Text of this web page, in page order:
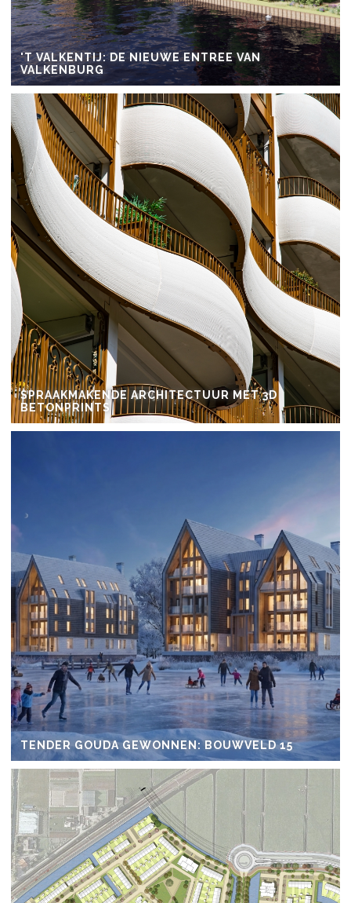
'T VALKENTIJ: DE NIEUWE ENTREE VAN
VALKENBURG
SPRAAKMAKENDE ARCHITECTUUR MET 3D
BETONPRINTS
TENDER GOUDA GEWONNEN: BOUWVELD 15